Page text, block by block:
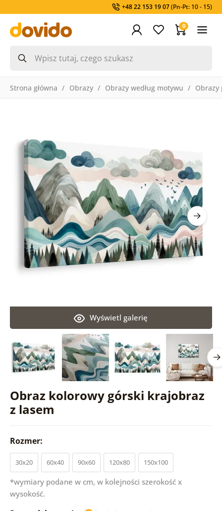
+48 22 153 19 07(Pn-Pt: 10 - 15)
0
Strona główna Obrazy Obrazy według motywu Obrazy
Obraz kolorowy górski krajobraz
z lasem
Wyświetl galerię
Rozmer:
30x20 60x40 90x60 120x80 150x100
*wymiary podane w cm, w kolejności szerokość x
wysokość.